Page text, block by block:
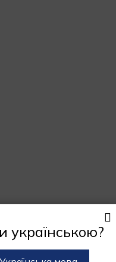
українською?